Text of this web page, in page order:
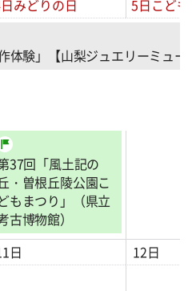
みどりの日 5日こど
体験」【山梨ジュエリーミュー
37回「風土記の
丘・曽根丘陵公園こ
もまつり」（県立
古博物館）
日 12日